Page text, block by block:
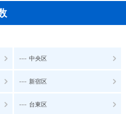
--- 中央区
--- 新宿区
--- 台東区